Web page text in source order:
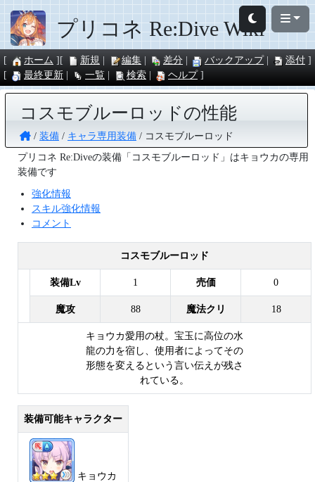
プリコネ Re:Dive Wiki
ホーム 新規 編集 差分 バックアップ
添付
最終更新
一覧 検索 ヘルプ
コスモブルーロッドの性能
装備 キャラ専用装備
コスモブルーロッド
プリコネ Re:Diveの装備「コスモブルーロッド」はキョウカの専用
装備です
強化情報
スキル強化情報
コメント
コスモブルーロッド
装備Lv 1 売価 0
魔攻 88 魔法クリ 18
キョウカ愛用の杖。宝玉に高位の水
龍の力を宿し、使用者によってその
形態を変えるという言い伝えが残さ
れている。
装備可能キャラクター
キョウカ